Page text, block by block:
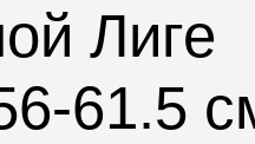
Лиге
61.5